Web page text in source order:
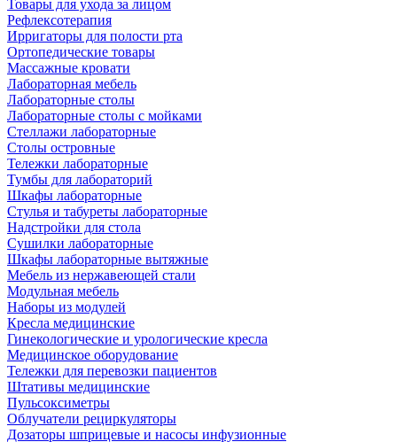
Товары для ухода за лицом
Рефлексотерапия
Ирригаторы для полости рта
Ортопедические товары
Массажные кровати
Лабораторная мебель
Лабораторные столы
Лабораторные столы с мойками
Стеллажи лабораторные
Столы островные
Тележки лабораторные
Тумбы для лабораторий
Шкафы лабораторные
Стулья и табуреты лабораторные
Надстройки для стола
Сушилки лабораторные
Шкафы лабораторные вытяжные
Мебель из нержавеющей стали
Модульная мебель
Наборы из модулей
Кресла медицинские
Гинекологические и урологические кресла
Медицинское оборудование
Тележки для перевозки пациентов
Штативы медицинские
Пульсоксиметры
Облучатели рециркуляторы
Дозаторы шприцевые и насосы инфузионные